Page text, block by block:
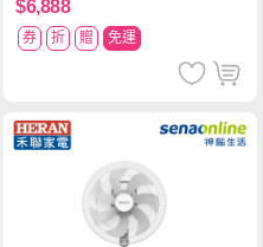
$6,888
券 折 贈 免運